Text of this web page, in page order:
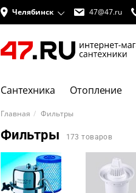
Челябинск 47@47.ru
Сантехника Отопление
Главная Фильтры
Фильтры 173 товаров